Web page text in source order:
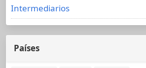
Intermediarios
Países